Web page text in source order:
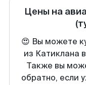
Цены на
😍 Вы можете
из Катиклана
Также вы
обратно, если